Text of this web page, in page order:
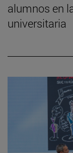
alumnos en
universitaria